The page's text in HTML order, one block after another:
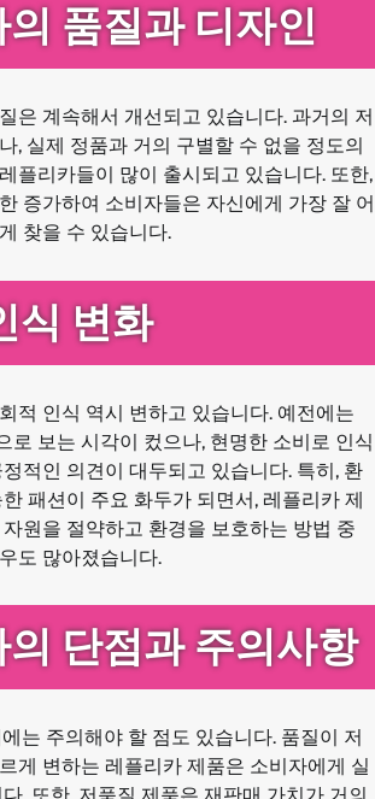
품질과 디자인
은 계속해서 개선되고 있습니다. 과거의 저
, 실제 정품과 거의 구별할 수 없을 정도의
플리카들이 많이 출시되고 있습니다. 또한,
증가하여 소비자들은 자신에게 가장 잘 어
찾을 수 있습니다.
식 변화
적 인식 역시 변하고 있습니다. 예전에는
로 보는 시각이 컸으나, 현명한 소비로 인식
적인 의견이 대두되고 있습니다. 특히, 환
패션이 주요 화두가 되면서, 레플리카 제
원을 절약하고 환경을 보호하는 방법 중
도 많아졌습니다.
단점과 주의사항
는 주의해야 할 점도 있습니다. 품질이 저
게 변하는 레플리카 제품은 소비자에게 실